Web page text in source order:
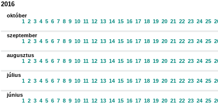
2016
október
1 2 3 4 5 6 7 8 9 10 11 12 13 14 15 16 17 18 19 20 21 22 23 24 25
szeptember
1 2 3 4 5 6 7 8 9 10 11 12 13 14 15 16 17 18 19 20 21 22 23 24 25
augusztus
1 2 3 4 5 6 7 8 9 10 11 12 13 14 15 16 17 18 19 20 21 22 23 24 25
július
1 2 3 4 5 6 7 8 9 10 11 12 13 14 15 16 17 18 19 20 21 22 23 24 25
június
1 2 3 4 5 6 7 8 9 10 11 12 13 14 15 16 17 18 19 20 21 22 23 24 25